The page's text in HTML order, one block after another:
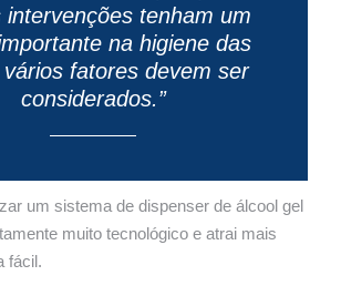
intervenções tenham um
na higiene das
fatores devem ser
considerados.”
um sistema de dispenser de álcool gel
muito tecnológico e atrai mais
fácil.